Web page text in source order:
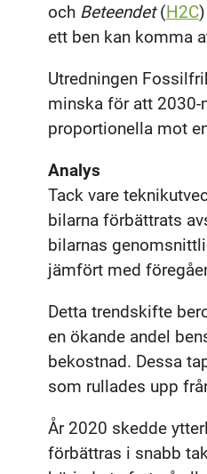
och Beteendet(H2C
ett ben kan komma
Utredningen
minska för att
proportionella mot
Analys
Tack vare
bilarna förbättrats
bilarnas
jämfört med
Detta trendskifte
en ökande andel
bekostnad. Dessa
som rullades upp
År 2020 skedde
förbättras i snabb